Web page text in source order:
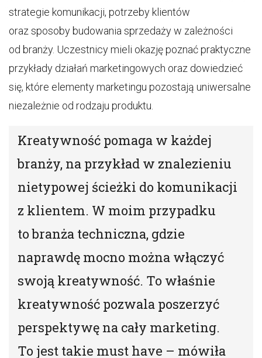
strategie komunikacji, potrzeby klientów
oraz sposoby budowania sprzedaży w zależności
od branży. Uczestnicy mieli okazję poznać praktyczne
przykłady działań marketingowych oraz dowiedzieć
się, które elementy marketingu pozostają uniwersalne
niezależnie od rodzaju produktu.
Kreatywność pomaga w każdej
branży, na przykład w znalezieniu
nietypowej ścieżki do komunikacji
z klientem. W moim przypadku
to branża techniczna, gdzie
naprawdę mocno można włączyć
swoją kreatywność. To właśnie
kreatywność pozwala poszerzyć
perspektywę na cały marketing.
To jest takie must have – mówiła